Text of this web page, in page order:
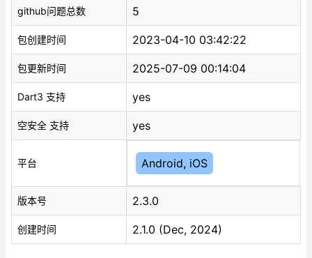
github问题总数 5
包创建时间 2023-04-10 03:42:22
包更新时间 2025-07-09 00:14:04
Dart3 支持 yes
空安全 支持 yes
平台 Android, iOS
版本号 2.3.0
创建时间 2.1.0 (Dec, 2024)